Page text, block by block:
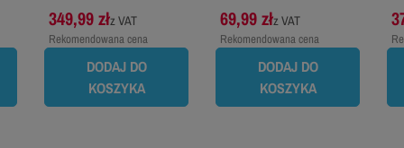
349,99 złz VAT
Rekomendowana cena
DODAJ DO
KOSZYKA
69,99 złz VAT
Rekomendowana cena
DODAJ DO
KOSZYKA